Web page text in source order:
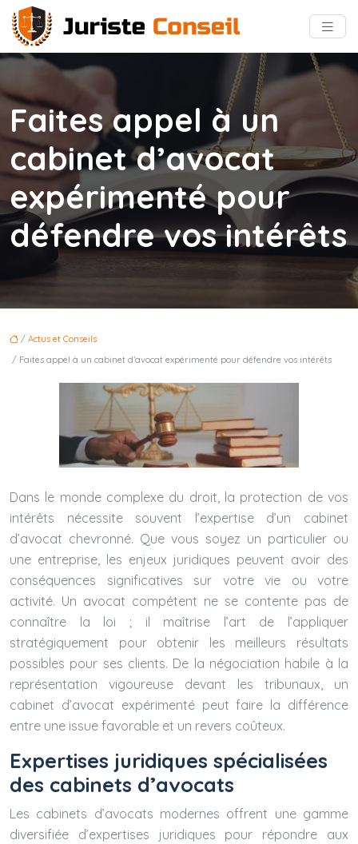
Faites appel à un
cabinet d’avocat
expérimenté pour
défendre vos intérêts
/ Actus et Conseils
/ Faites appel à un cabinet d’avocat expérimenté pour défendre vos intérêts
Dans le monde complexe du droit, la protection de vos
intérêts nécessite souvent l’expertise d’un cabinet
d’avocat chevronné. Que vous soyez un particulier ou
une entreprise, les enjeux juridiques peuvent avoir des
conséquences significatives sur votre vie ou votre
activité. Un avocat compétent ne se contente pas de
connaître la loi ; il maîtrise l’art de l’appliquer
stratégiquement pour obtenir les meilleurs résultats
possibles pour ses clients. De la négociation habile à la
représentation vigoureuse devant les tribunaux, un
cabinet d’avocat expérimenté peut faire la différence
entre une issue favorable et un revers coûteux.
Expertises juridiques spécialisées
des cabinets d’avocats
Les cabinets d’avocats modernes offrent une gamme
diversifiée d’expertises juridiques pour répondre aux